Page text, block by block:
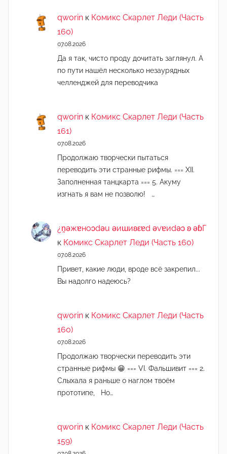
qworin к Комикс Скарлет Леди (Часть
160)
07.08.2026
Да я так, чисто проду дочитать заглянул. А
по пути нашёл несколько незаурядных
челленджей для переводчика
qworin к Комикс Скарлет Леди (Часть
161)
07.08.2026
Продолжаю творчески пытаться
переводить эти странные рифмы. === XII.
Заполненная танцкарта === 5. Акуму
изгнать я вам не позволю! …
¿n̯ǝжɐноɔdǝu ǝиɯиʚεɐd ǝvɐиdǝɔ ʚ ǝɓГ
к Комикс Скарлет Леди (Часть 160)
07.08.2026
Привет, какие люди, вроде всё закрепил...
Вы надолго надеюсь?
qworin к Комикс Скарлет Леди (Часть
160)
07.08.2026
Продолжаю творчески переводить эти
странные рифмы 😁 === VI. Фальшивит === 2.
Слыхала я раньше о наглом твоём
прототипе, Но…
qworin к Комикс Скарлет Леди (Часть
159)